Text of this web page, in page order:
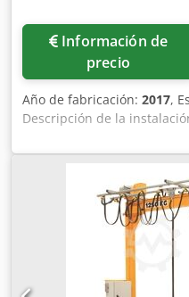
Información de
precio
Año de fabricación: 2017,
Descripción de la
fundamento de la
los sistemas de elevación
elevación eléctrico o
posicionamiento del
potencia con fijación
acoplamiento. Capacidad
Dwedpfxoifkhas Aqlea
de agitadores. Sistema
evaluación. ¡Incluye banco